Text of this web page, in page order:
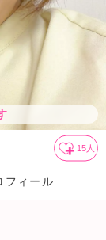
15 人
フィール